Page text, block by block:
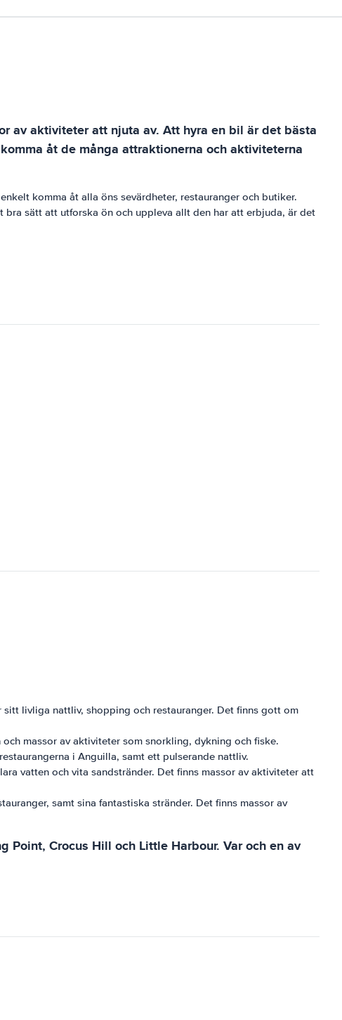
av aktiviteter att njuta av. Att hyra en bil är det bästa
åt de många attraktionerna och aktiviteterna
komma åt alla öns sevärdheter, restauranger och butiker.
sätt att utforska ön och uppleva allt den har att erbjuda, är det
livliga nattliv, shopping och restauranger. Det finns gott om
massor av aktiviteter som snorkling, dykning och fiske.
i Anguilla, samt ett pulserande nattliv.
vatten och vita sandstränder. Det finns massor av aktiviteter att
samt sina fantastiska stränder. Det finns massor av
Crocus Hill och Little Harbour. Var och en av